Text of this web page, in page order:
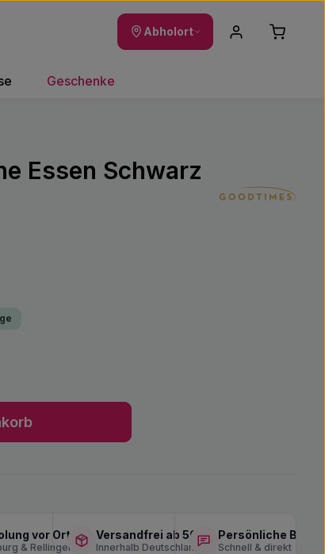
Abholort
Geschenke
Essen Schwarz
gewünschten Wert ein oder
vor Ort
& Rellingen
Versandfrei ab 50 €
Innerhalb Deutschlands
Persönliche
Schnell & direkt